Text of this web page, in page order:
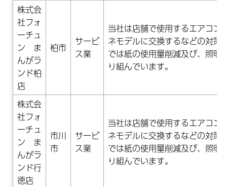
株式会
社フォ
ーチュ
ン ま
んがラ
ンド柏
店
柏市
サービ
ス業
当社は店舗で使用するエアコン
ネモデルに交換するなどの対策
では紙の使用量削減及び、照明
り組んでいます。
株式会
社フォ
ーチュ
ン ま
んがラ
ンド行
徳店
市川
市
サービ
ス業
当社は店舗で使用するエアコン
ネモデルに交換するなどの対策
では紙の使用量削減及び、照明
り組んでいます。